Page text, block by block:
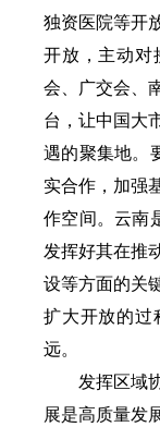
独资医院等开
开放，主动对
会、广交会、
台，让中国大
遇的聚集地。
实合作，加强
作空间。云南
发挥好其在推
设等方面的关
扩大开放的过
远。
发挥区域
展是高质量发